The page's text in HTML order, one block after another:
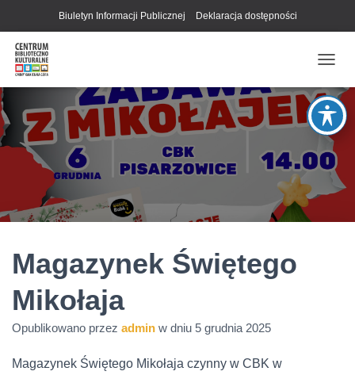
Biuletyn Informacji Publicznej Deklaracja dostępności
R
Z
E
Ł
C
N
W
Magazynek Świętego
Mikołaja
Opublikowano przez admin w dniu 5 grudnia 2025
Magazynek Świętego Mikołaja czynny w CBK w